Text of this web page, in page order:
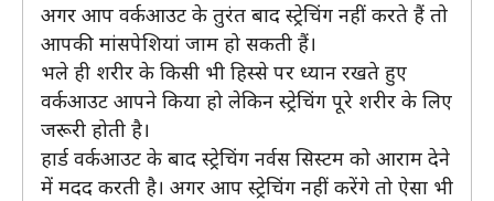
अगर आप वर्कआउट के तुरंत बाद स्ट्रेचिंग नहीं करते हैं तो
आपकी मांसपेशियां जाम हो सकती हैं।
भले ही शरीर के किसी भी हिस्से पर ध्यान रखते हुए
वर्कआउट आपने किया हो लेकिन स्ट्रेचिंग पूरे शरीर के लिए
जरूरी होती है।
हार्ड वर्कआउट के बाद स्ट्रेचिंग नर्वस सिस्टम को आराम देने
में मदद करती है। अगर आप स्ट्रेचिंग नहीं करेंगे तो ऐसा भी